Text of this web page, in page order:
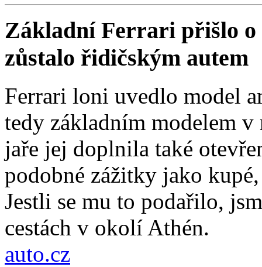
Základní Ferrari přišlo o
zůstalo řidičským autem
Ferrari loni uvedlo model
tedy základním modelem v
jaře jej doplnila také
podobné zážitky jako
Jestli se mu to podařilo,
cestách v okolí Athén.
auto.cz